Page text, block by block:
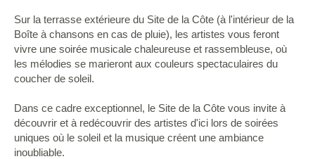
Sur la terrasse extérieure du Site de la Côte (à l'intérieur de la
Boîte à chansons en cas de pluie), les artistes vous feront
vivre une soirée musicale chaleureuse et rassembleuse, où
les mélodies se marieront aux couleurs spectaculaires du
coucher de soleil.
Dans ce cadre exceptionnel, le Site de la Côte vous invite à
découvrir et à redécouvrir des artistes d'ici lors de soirées
uniques où le soleil et la musique créent une ambiance
inoubliable.